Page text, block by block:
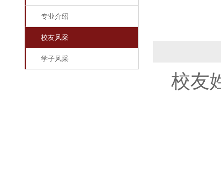
专业介绍
校友风采
学子风采
校友